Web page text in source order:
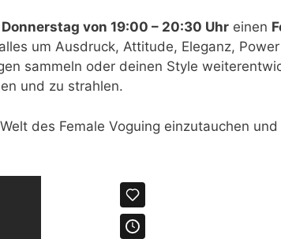
Donnerstag von 19:00 – 20:30 Uhreinen
um Ausdruck, Attitude, Eleganz,
sammeln oder deinen Style
und zu strahlen.
des Female Voguing einzutauchen